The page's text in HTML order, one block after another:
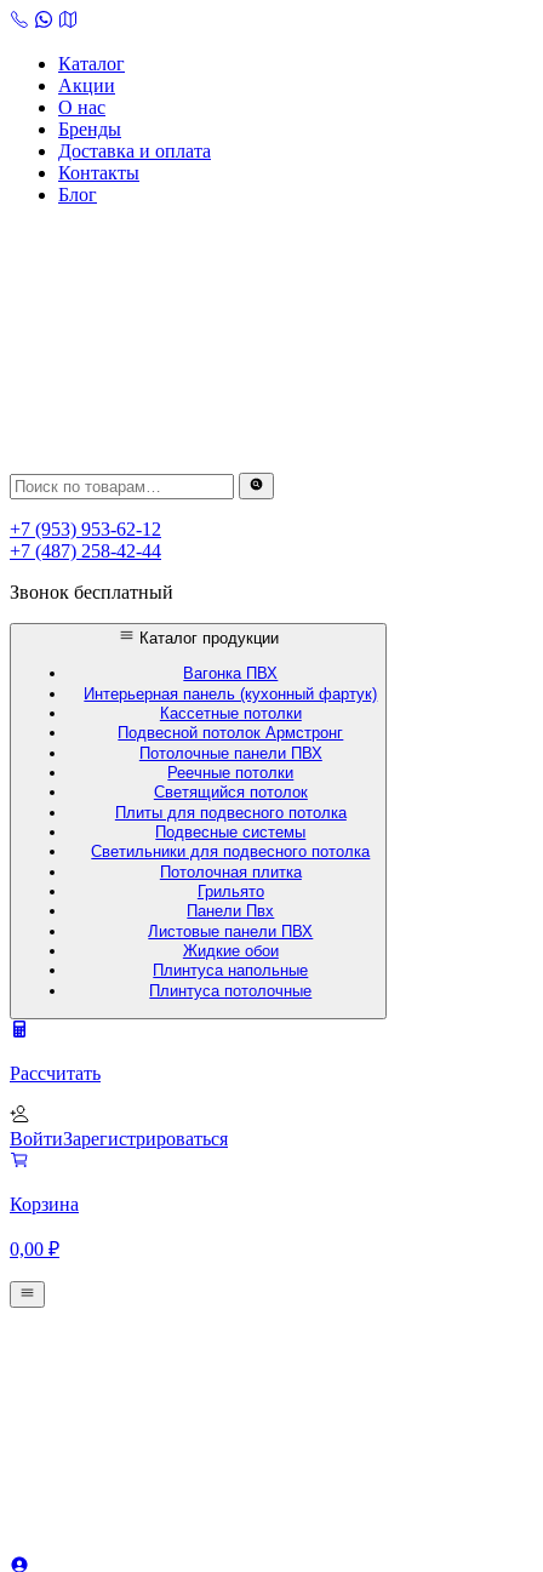
Skip
contentКаталог
Акции
О нас
Бренды
Доставка и оплата
Контакты
Блог
+7 (953) 953-62-12
+7 (487) 258-42-44
Звонок бесплатный
Каталог продукции
Вагонка ПВХ
Интерьерная панель (кухонный фартук)
Кассетные потолки
Подвесной потолок Армстронг
Потолочные панели ПВХ
Реечные потолки
Светящийся потолок
Плиты для подвесного потолка
Подвесные системы
Светильники для подвесного потолка
Потолочная плитка
Грильято
Панели Пвх
Листовые панели ПВХ
Жидкие обои
Плинтуса напольные
Плинтуса потолочные
Рассчитать
ВойтиЗарегистрироваться
Корзина
0,00 ₽